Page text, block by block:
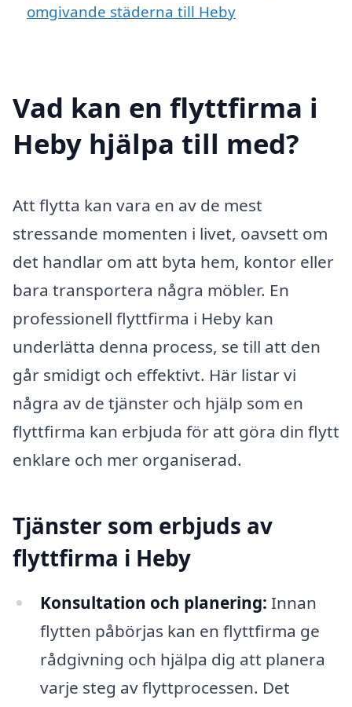
omgivande städerna till Heby
Vad kan en flyttfirma i
Heby hjälpa till med?
Att flytta kan vara en av de mest
stressande momenten i livet, oavsett om
det handlar om att byta hem, kontor eller
bara transportera några möbler. En
professionell flyttfirma i Heby kan
underlätta denna process, se till att den
går smidigt och effektivt. Här listar vi
några av de tjänster och hjälp som en
flyttfirma kan erbjuda för att göra din flytt
enklare och mer organiserad.
Tjänster som erbjuds av
flyttfirma i Heby
Konsultation och planering: Innan
flytten påbörjas kan en flyttfirma ge
rådgivning och hjälpa dig att planera
varje steg av flyttprocessen. Det